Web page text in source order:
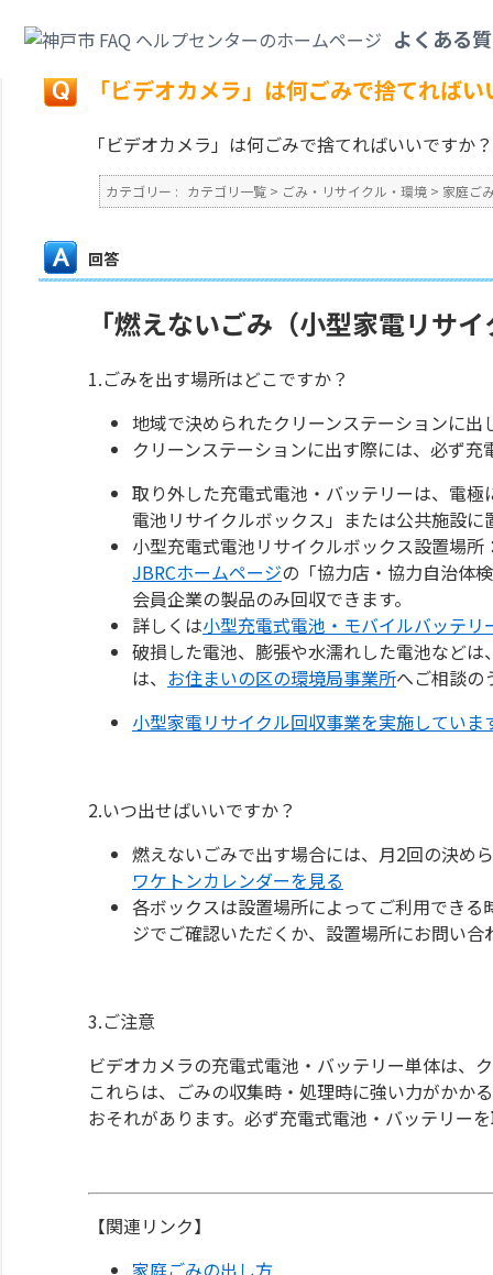
よくある
戻る
「ビデオカメラ」は何ごみで捨てれば
「ビデオカメラ」は何ごみで捨てればいいですか？
カテゴリー : カテゴリ一覧 > ごみ・リサイクル・環境 > 家庭ご
回答
「燃えないごみ（小型家電リサ
1.ごみを出す場所はどこですか？
地域で決められたクリーンステーションに出
クリーンステーションに出す際には、必ず
取り外した充電式電池・バッテリーは、電
電池リサイクルボックス」または公共施設に
小型充電式電池リサイクルボックス設置場所
JBRCホームページの「協力店・協力自治体
会員企業の製品のみ回収できます。
詳しくは小型充電式電池・モバイルバッテ
破損した電池、膨張や水濡れした電池など
は、 お住まいの区の環境局事業所へご相談の
小型家電リサイクル回収事業を実施していま
2.いつ出せばいいですか？
燃えないごみで出す場合には、月2回の決め
ワケトンカレンダーを見る
各ボックスは設置場所によってご利用でき
ジでご確認いただくか、設置場所にお問い合
3.ご注意
ビデオカメラの充電式電池・バッテリー単体は、
これらは、ごみの収集時・処理時に強い力がかか
おそれがあります。必ず充電式電池・バッテリー
【関連リンク】
家庭ごみの出し方